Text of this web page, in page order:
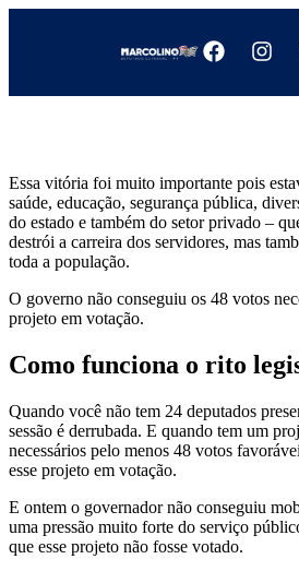
Essa vitória foi muito importante pois
saúde, educação, segurança pública,
do estado e também do setor privado –
destrói a carreira dos servidores, mas
toda a população.
O governo não conseguiu os 48 votos
projeto em votação.
Como funciona o rito
Quando você não tem 24 deputados
sessão é derrubada. E quando tem um
necessários pelo menos 48 votos
esse projeto em votação.
E ontem o governador não conseguiu
uma pressão muito forte do serviço
que esse projeto não fosse votado.